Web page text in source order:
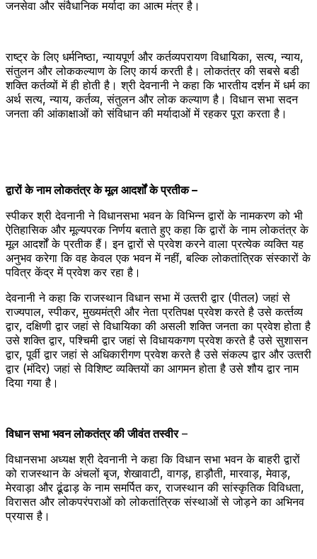
जनसेवा और संवैधानिक मर्यादा का आत्म मंत्र है।
राष्ट्र के लिए धर्मनिष्ठा, न्यायपूर्ण और कर्तव्यपरायण विधायिका, सत्य, न्याय,
संतुलन और लोककल्याण के लिए कार्य करती है। लोकतंत्र की सबसे बडी
शक्ति कर्तव्‍यों में ही होती है। श्री देवनानी ने कहा कि भारतीय दर्शन में धर्म का
अर्थ सत्‍य, न्‍याय, कर्तव्‍य, संतुलन और लोक कल्‍याण है। विधान सभा सदन
जनता की आंकाक्षाओं को संविधान की मर्यादाओं में रहकर पूरा करता है।
द्वारों के नाम लोकतंत्र के मूल आदर्शों के प्रतीक –
स्‍पीकर श्री देवनानी ने विधानसभा भवन के विभिन्न द्वारों के नामकरण को भी
ऐतिहासिक और मूल्यपरक निर्णय बताते हुए कहा कि द्वारों के नाम लोकतंत्र के
मूल आदर्शों के प्रतीक हैं। इन द्वारों से प्रवेश करने वाला प्रत्येक व्यक्ति यह
अनुभव करेगा कि वह केवल एक भवन में नहीं, बल्कि लोकतांत्रिक संस्कारों के
पवित्र केंद्र में प्रवेश कर रहा है।
देवनानी ने कहा कि राजस्‍थान विधान सभा में उत्‍तरी द्वार (पीतल) जहां से
राज्‍यपाल, स्‍पीकर, मुख्‍यमंत्री और नेता प्रतिपक्ष प्रवेश करते है उसे कर्त्‍तव्‍य
द्वार, दक्षिणी द्वार जहां से विधायिका की असली शक्ति जनता का प्रवेश होता है
उसे शक्ति द्वार, पश्चिमी द्वार जहां से विधायकगण प्रवेश करते है उसे सुशासन
द्वार, पूर्वी द्वार जहां से अधिकारीगण प्रवेश करते है उसे संकल्‍प द्वार और उत्‍तरी
द्वार (मंदिर) जहां से विशिष्‍ट व्‍यक्तियों का आगमन होता है उसे शौय द्वार नाम
दिया गया है।
विधान सभा भवन लोकतंत्र की जीवंत तस्‍वीर–
विधानसभा अध्यक्ष श्री देवनानी ने कहा कि विधान सभा भवन के बाहरी द्वारों
को राजस्थान के अंचलों बृज, शेखावाटी, वागड़, हाड़ौती, मारवाड़, मेवाड़,
मेरवाड़ा और ढूंढाड़ के नाम समर्पित कर, राजस्थान की सांस्कृतिक विविधता,
विरासत और लोकपरंपराओं को लोकतांत्रिक संस्थाओं से जोड़ने का अभिनव
प्रयास है।